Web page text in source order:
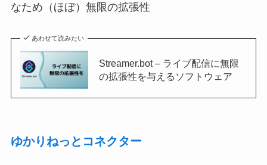
なため（ほぼ）無限の拡張性
あわせて読みたい
Streamer.bot – ライブ配信に無限
の拡張性を与えるソフトウェア
ゆかりねっとコネクター